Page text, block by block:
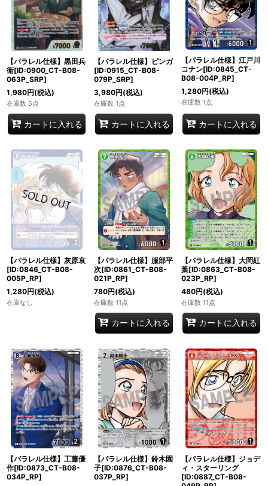
【パラレル仕様】黒田兵
衛[ID:0900_CT-B08-
063P_SRP]
1,980円(税込)
在庫数 5点
カートに入れる
【パラレル仕様】ピンガ
[ID:0915_CT-B08-
079P_SRP]
3,980円(税込)
在庫数 1点
カートに入れる
【パラレル仕様】江戸川
コナン[ID:0845_CT-
B08-004P_RP]
1,280円(税込)
在庫数 1点
カートに入れる
【パラレル仕様】灰原哀
[ID:0846_CT-B08-
005P_RP]
1,280円(税込)
在庫なし
【パラレル仕様】服部平
次[ID:0861_CT-B08-
021P_RP]
780円(税込)
在庫数 11点
カートに入れる
【パラレル仕様】大岡紅
葉[ID:0863_CT-B08-
023P_RP]
480円(税込)
在庫数 11点
カートに入れる
【パラレル仕様】工藤優
作[ID:0873_CT-B08-
034P_RP]
【パラレル仕様】鈴木園
子[ID:0876_CT-B08-
037P_RP]
【パラレル仕様】ジョデ
ィ・スターリング
[ID:0887_CT-B08-